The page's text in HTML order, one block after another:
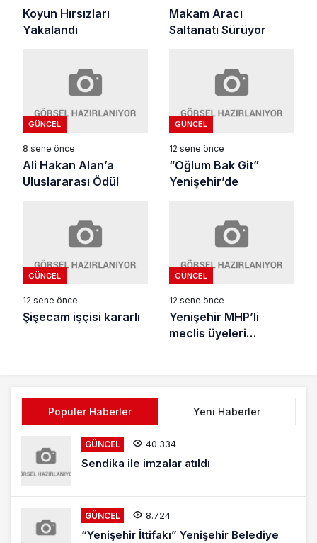
Koyun Hırsızları
Yakalandı
Makam Aracı
Saltanatı Sürüyor
GÜNCEL
8 sene önce
Ali Hakan Alan’a
Uluslararası Ödül
GÜNCEL
12 sene önce
“Oğlum Bak Git”
Yenişehir’de
GÜNCEL
12 sene önce
Şişecam işçisi kararlı
GÜNCEL
12 sene önce
Yenişehir MHP’li
meclis üyeleri
Popüler Haberler Yeni Haberler
GÜNCEL 40.334
Sendika ile imzalar atıldı
GÜNCEL 8.724
“Yenişehir İttifakı” Yenişehir Belediye